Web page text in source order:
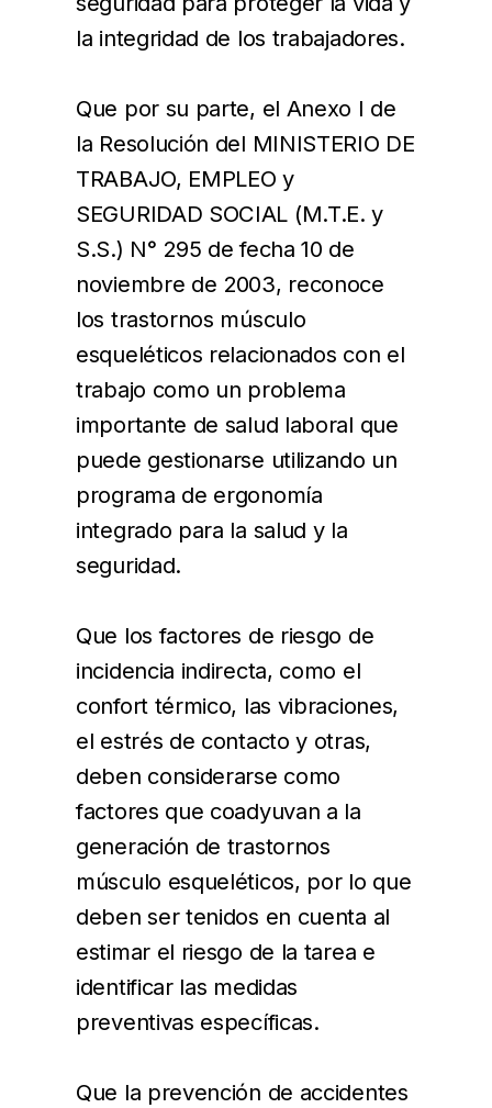
la integridad de los trabajadores.
Que por su parte, el Anexo I de
la Resolución del MINISTERIO DE
TRABAJO, EMPLEO y
SEGURIDAD SOCIAL (M.T.E. y
S.S.) N° 295 de fecha 10 de
noviembre de 2003, reconoce
los trastornos músculo
esqueléticos relacionados con el
trabajo como un problema
importante de salud laboral que
puede gestionarse utilizando un
programa de ergonomía
integrado para la salud y la
seguridad.
Que los factores de riesgo de
incidencia indirecta, como el
confort térmico, las vibraciones,
el estrés de contacto y otras,
deben considerarse como
factores que coadyuvan a la
generación de trastornos
músculo esqueléticos, por lo que
deben ser tenidos en cuenta al
estimar el riesgo de la tarea e
identificar las medidas
preventivas específicas.
Que la prevención de accidentes